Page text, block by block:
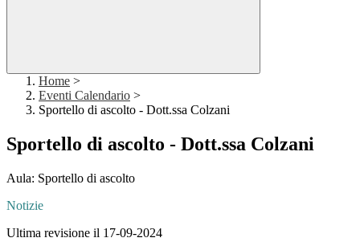
Home >
Eventi Calendario >
Sportello di ascolto - Dott.ssa Colzani
Sportello di ascolto - Dott.ssa Colzani
Aula: Sportello di ascolto
Notizie
Ultima revisione il 17-09-2024